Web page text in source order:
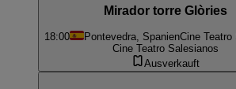
Mirador torre Glòries
18:00 Pontevedra, SpanienCine Teatro
Cine Teatro Salesianos
Ausverkauft